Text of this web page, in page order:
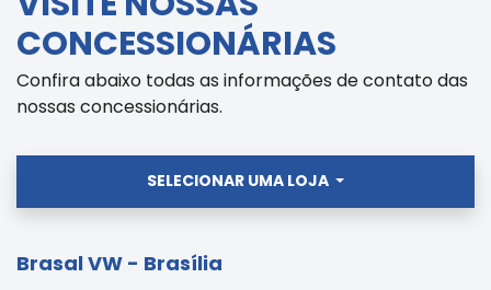
CONCESSIONÁRIAS
Confira abaixo todas as informações de contato das
nossas concessionárias.
SELECIONAR UMA LOJA
Brasal VW - Brasília